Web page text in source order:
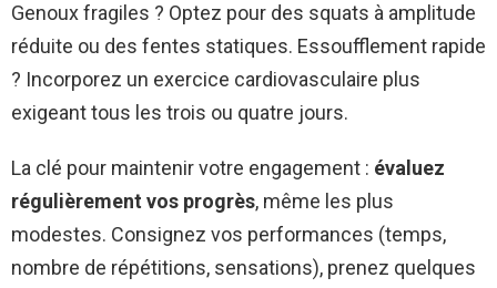
Genoux fragiles ? Optez pour des squats à amplitude
réduite ou des fentes statiques. Essoufflement rapide
? Incorporez un exercice cardiovasculaire plus
exigeant tous les trois ou quatre jours.
La clé pour maintenir votre engagement : évaluez
régulièrement vos progrès, même les plus
modestes. Consignez vos performances (temps,
nombre de répétitions, sensations), prenez quelques